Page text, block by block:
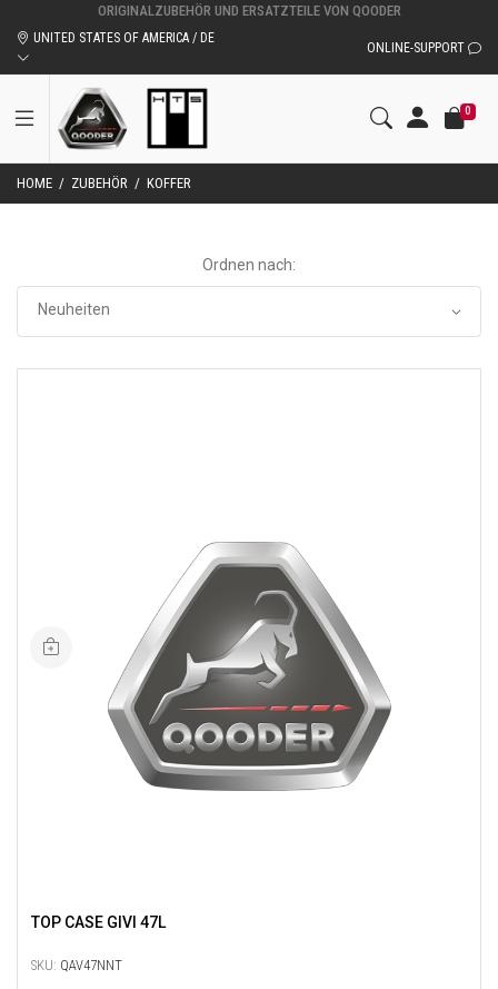
ORIGINALZUBEHÖR UND ERSATZTEILE VON QOODER
UNITED STATES OF AMERICA / DE
ONLINE-SUPPORT
0
HOME / ZUBEHÖR / KOFFER
Ordnen nach:
TOP CASE GIVI 47L
SKU: QAV47NNT